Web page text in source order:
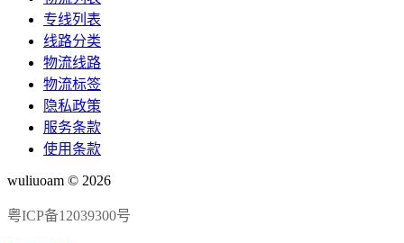
专线列表
线路分类
物流线路
物流标签
隐私政策
服务条款
使用条款
wuliuoam © 2026
粤ICP备12039300号